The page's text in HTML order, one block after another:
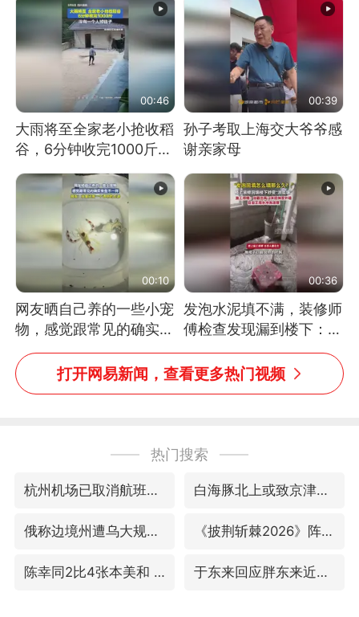
教！
00:46
大雨将至全家老小抢收稻
谷，6分钟收完1000斤，
没有一个人掉链子
00:39
孙子考取上海交大爷爷感
谢亲家母
00:10
网友晒自己养的一些小宠
物，感觉跟常见的确实有
些不一样
00:36
发泡水泥填不满，装修师
傅检查发现漏到楼下：出
风口未延伸到外墙
打开网易新闻，查看更多热门视频
热门搜索
杭州机场已取消航班388架次 白海豚北上或致京津冀暴雨
俄称边境州遭乌大规模袭击已致13伤 《披荆斩棘2026》阵容官宣
陈幸同2比4张本美和 国乒双线丢冠 于东来回应胖东来近25年老店年底关闭